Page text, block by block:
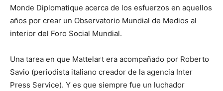
Monde Diplomatique acerca de los esfuerzos en aquellos
años por crear un Observatorio Mundial de Medios al
interior del Foro Social Mundial.
Una tarea en que Mattelart era acompañado por Roberto
Savio (periodista italiano creador de la agencia Inter
Press Service). Y es que siempre fue un luchador